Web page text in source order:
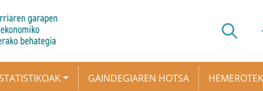
GAINDEGIAREN HOTSA